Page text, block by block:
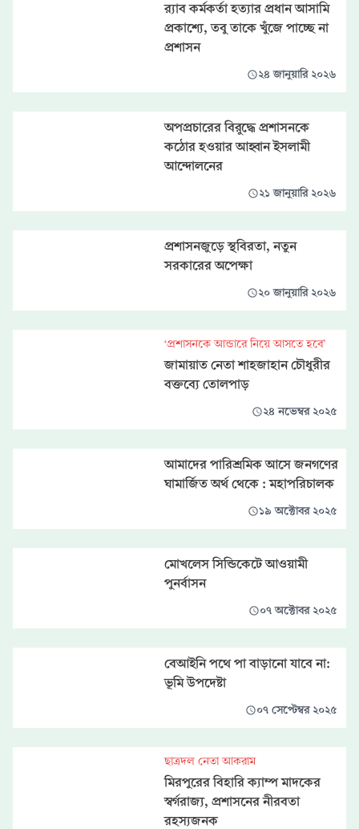
র‍্যাব কর্মকর্তা হত্যার প্রধান আসামি
প্রকাশ্যে, তবু তাকে খুঁজে পাচ্ছে না
প্রশাসন
২৪ জানুয়ারি ২০২৬
অপপ্রচারের বিরুদ্ধে প্রশাসনকে
কঠোর হওয়ার আহ্বান ইসলামী
আন্দোলনের
২১ জানুয়ারি ২০২৬
প্রশাসনজুড়ে স্থবিরতা, নতুন
সরকারের অপেক্ষা
২০ জানুয়ারি ২০২৬
‘প্রশাসনকে আন্ডারে নিয়ে আসতে হবে’
জামায়াত নেতা শাহজাহান চৌধুরীর
বক্তব্যে তোলপাড়
২৪ নভেম্বর ২০২৫
আমাদের পারিশ্রমিক আসে জনগণের
ঘামার্জিত অর্থ থেকে : মহাপরিচালক
১৯ অক্টোবর ২০২৫
মোখলেস সিন্ডিকেটে আওয়ামী
পুনর্বাসন
০৭ অক্টোবর ২০২৫
বেআইনি পথে পা বাড়ানো যাবে না:
ভূমি উপদেষ্টা
০৭ সেপ্টেম্বর ২০২৫
ছাত্রদল নেতা আকরাম
মিরপুরের বিহারি ক্যাম্প মাদকের
স্বর্গরাজ্য, প্রশাসনের নীরবতা
রহস্যজনক